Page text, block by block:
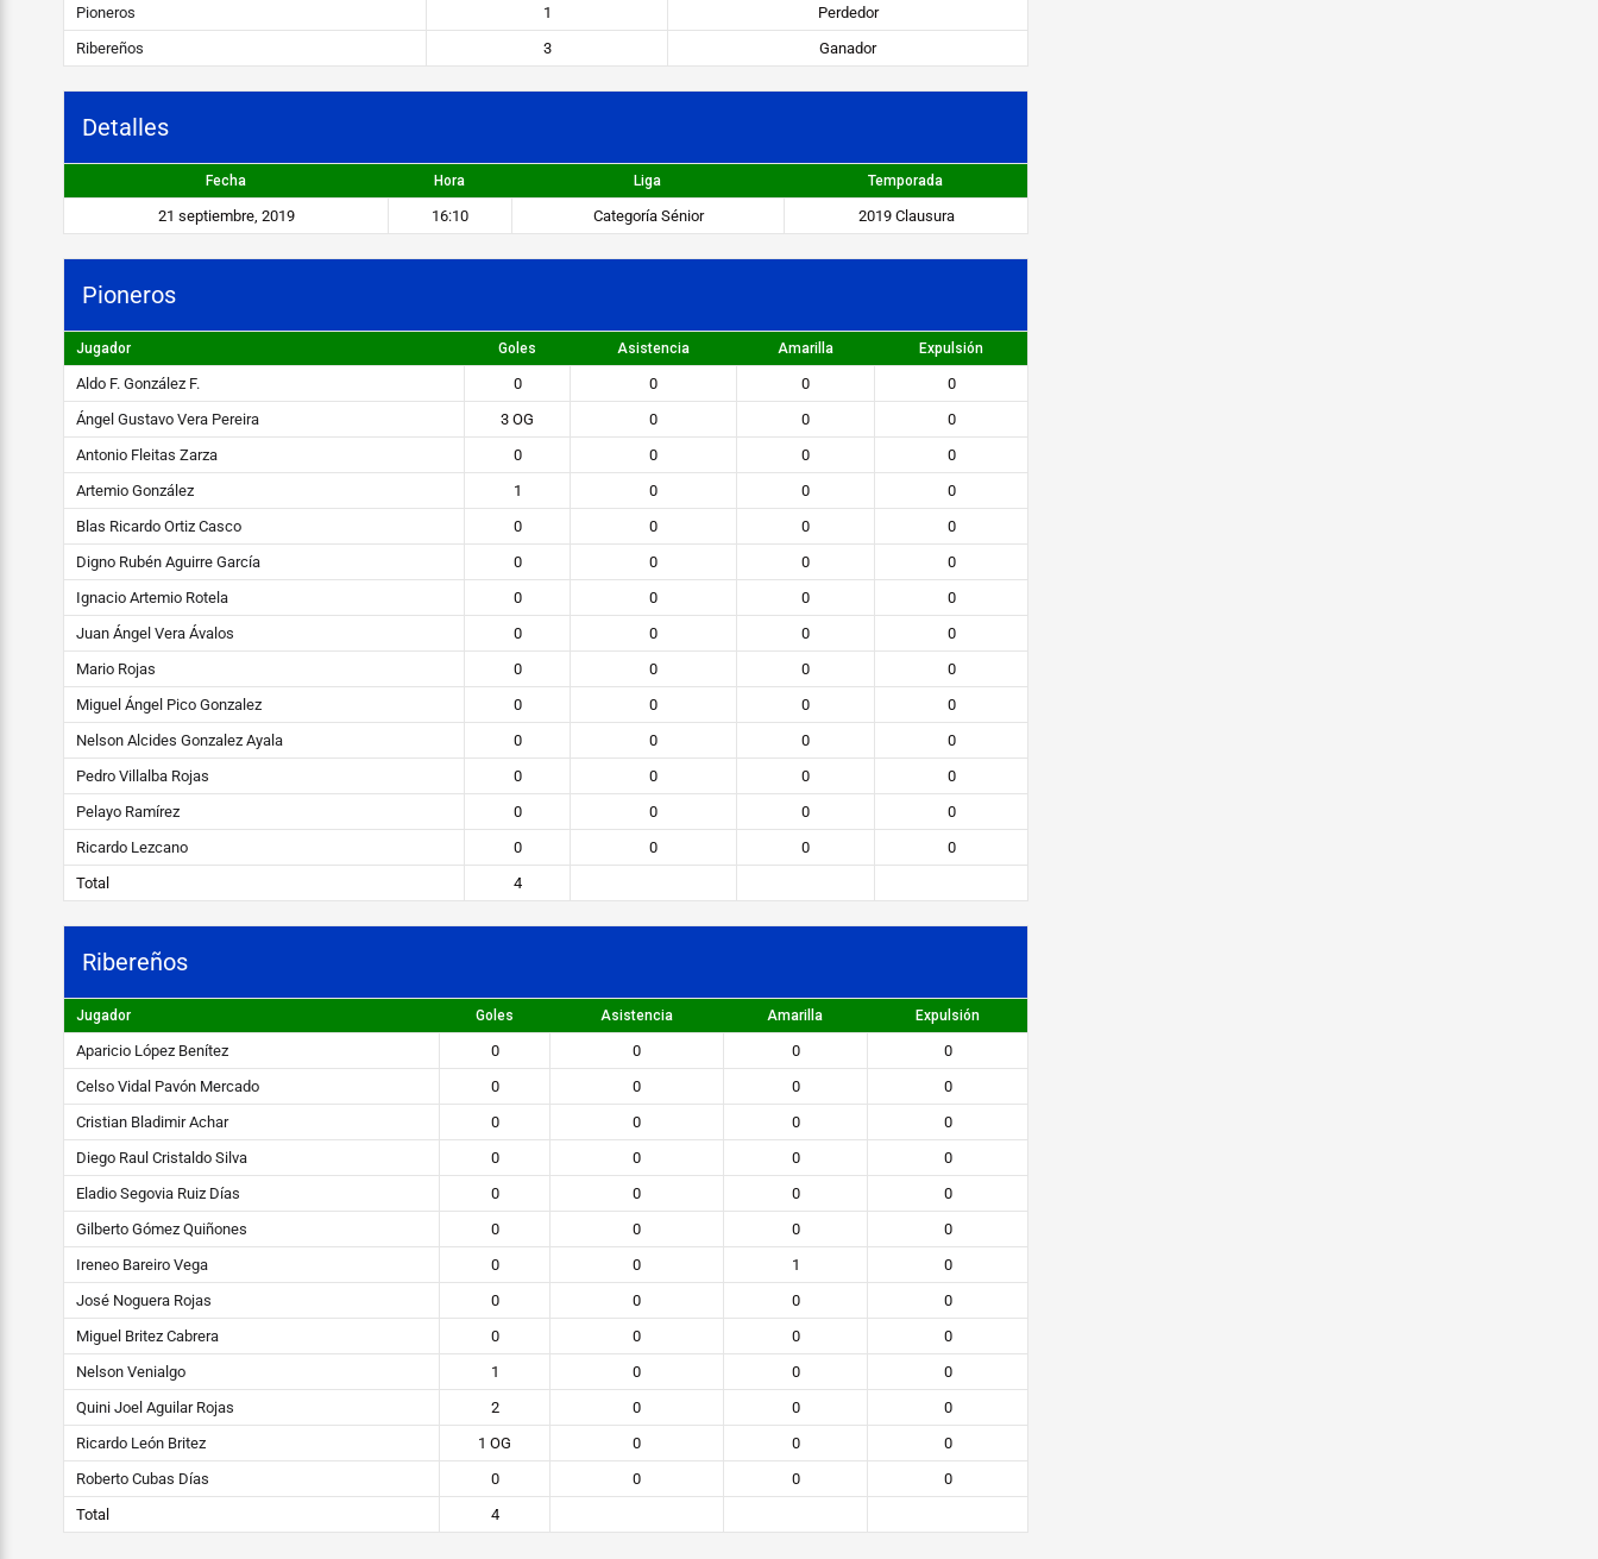
o
v
R
i
b
e
ñ
o
s
STEIBI
https://steibi.org.py/wp-
content/uploads/2019/04/STEIBI-
WEB-
2.png
Pioneros 1
Perdedor
Ribereños
3 Ganador
Detalles
Fecha Hora Liga Temporada
21 septiembre, 2019 16:10 Categoría Sénior 2019 Clausura
Pioneros
Jugador Goles Asistencia Amarilla Expulsión
Aldo F. González F. 0 0 0
0
Ángel Gustavo Vera Pereira
3 OG 0 0
0
Antonio Fleitas Zarza
0 0 0
0
Artemio González
1 0 0
0
Blas Ricardo Ortiz Casco
0 0 0
0
Digno Rubén Aguirre García
0 0 0
0
Ignacio Artemio Rotela
0 0 0
0
Juan Ángel Vera Ávalos
0 0 0
0
Mario Rojas
0 0 0
0
Miguel Ángel Pico Gonzalez
0 0 0
0
Nelson Alcides Gonzalez Ayala
0 0 0
0
Pedro Villalba Rojas
0 0 0
0
Pelayo Ramírez
0 0 0
0
Ricardo Lezcano
0 0 0
0
Total
4
Ribereños
Jugador Goles Asistencia Amarilla Expulsión
Aparicio López Benítez 0 0 0
0
Celso Vidal Pavón Mercado
0 0 0
0
Cristian Bladimir Achar
0 0 0
0
Diego Raul Cristaldo Silva
0 0 0
0
Eladio Segovia Ruiz Días
0 0 0
0
Gilberto Gómez Quiñones
0 0 0
0
Ireneo Bareiro Vega
0 0 1
0
José Noguera Rojas
0 0 0
0
Miguel Britez Cabrera
0 0 0
0
Nelson Venialgo
1 0 0
0
Quini Joel Aguilar Rojas
2 0 0
0
Ricardo León Britez
1 OG 0 0
0
Roberto Cubas Días
0 0 0
0
Total
4